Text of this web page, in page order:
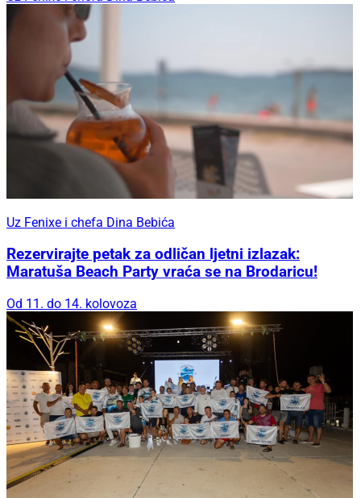
Uz Fenixe i chefa Dina Bebića
Rezervirajte petak za odličan ljetni izlazak:
Maratuša Beach Party vraća se na Brodaricu!
Od 11. do 14. kolovoza